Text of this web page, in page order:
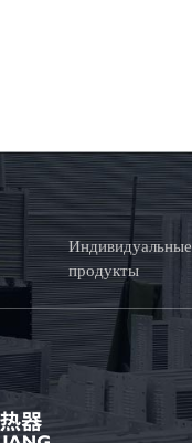
Индивидуальные
продукты